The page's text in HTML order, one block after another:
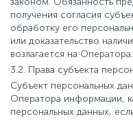
получения согласия
обработку его
или доказательство
возлагается на Оператора.
3.2. Права субъекта
Субъект персональных
Оператора информации,
персональных данных,